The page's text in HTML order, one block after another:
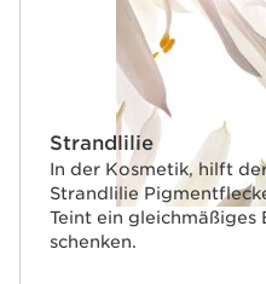
Strandlilie
In der Kosmetik, hilft
Strandlilie
Teint ein gleichmäßiges
schenken.